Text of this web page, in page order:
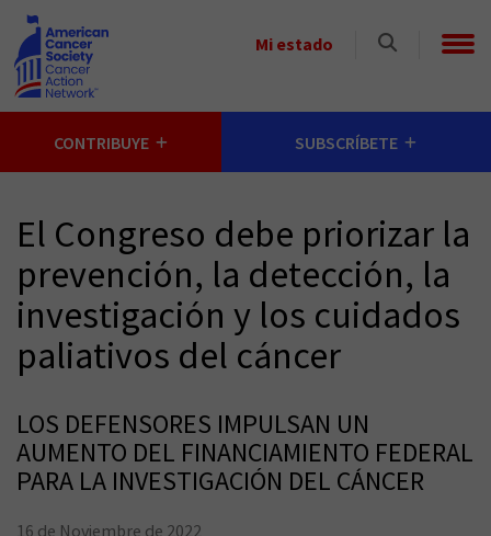
Skip to main content
Mi estado
Select
CONTRIBUYE SUBSCRÍBETE
El Congreso debe priorizar la
prevención, la detección, la
investigación y los cuidados
paliativos del cáncer
LOS DEFENSORES IMPULSAN UN
AUMENTO DEL FINANCIAMIENTO FEDERAL
PARA LA INVESTIGACIÓN DEL CÁNCER
16 de Noviembre de 2022